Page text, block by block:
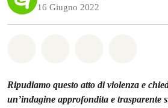
16 Giugno 2022
Ripudiamo questo atto di violenza e
un’indagine approfondita e trasparente